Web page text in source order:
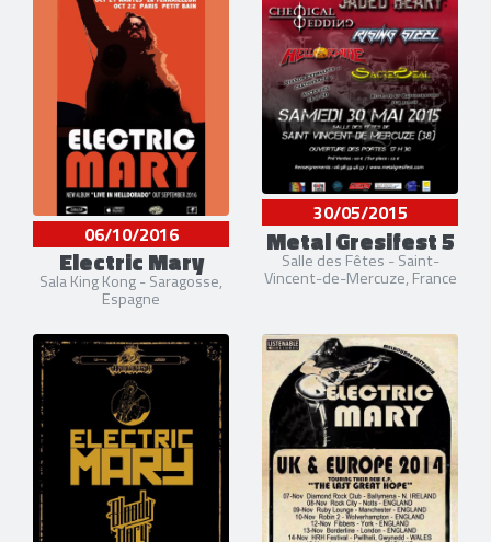
06/10/2016
Electric Mary
Sala King Kong - Saragosse,
Espagne
30/05/2015
Metal Gresifest 5
Salle des Fêtes - Saint-
Vincent-de-Mercuze, France